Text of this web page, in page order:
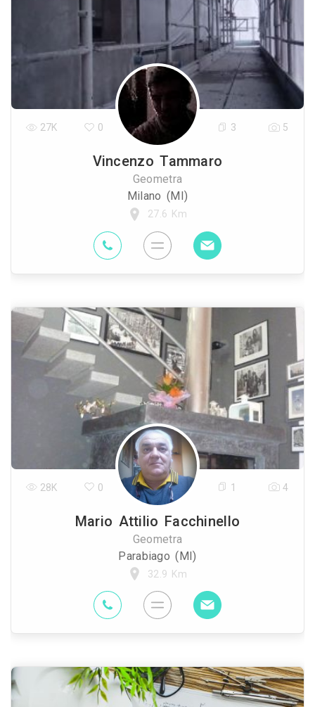
Vincenzo Tammaro
Geometra
Milano (MI)
27.6 Km
27K 0 3 5
Mario Attilio Facchinello
Geometra
Parabiago (MI)
32.9 Km
28K 0 1 4